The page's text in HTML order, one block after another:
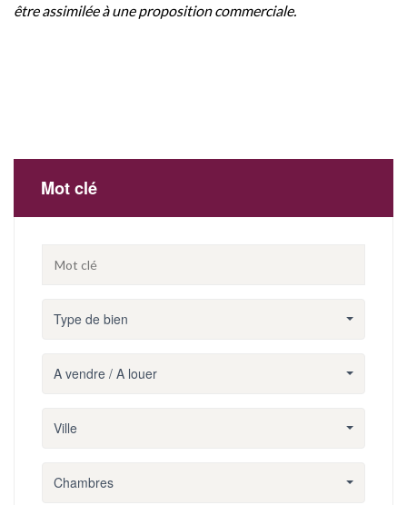
être assimilée à une proposition commerciale.
Mot clé
Type de bien
A vendre / A louer
Ville
Chambres